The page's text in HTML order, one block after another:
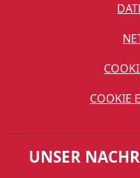
COOKIE
UNSER